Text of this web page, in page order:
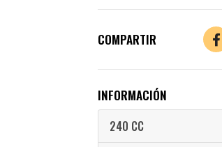
COMPARTIR
INFORMACIÓN
240 CC